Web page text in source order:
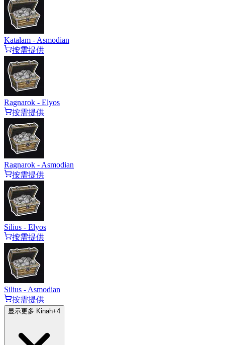
Katalam - Asmodian
按需提供
Ragnarok - Elyos
按需提供
Ragnarok - Asmodian
按需提供
Silius - Elyos
按需提供
Silius - Asmodian
按需提供
显示更多 Kinah+4